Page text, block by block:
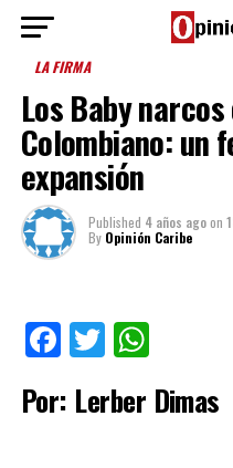
LA FIRMA
Los Baby
Colombiano: un
expansión
Published 4 años agoon
By Opinión Caribe
Facebook
Twitter
Por: Lerber Dimas